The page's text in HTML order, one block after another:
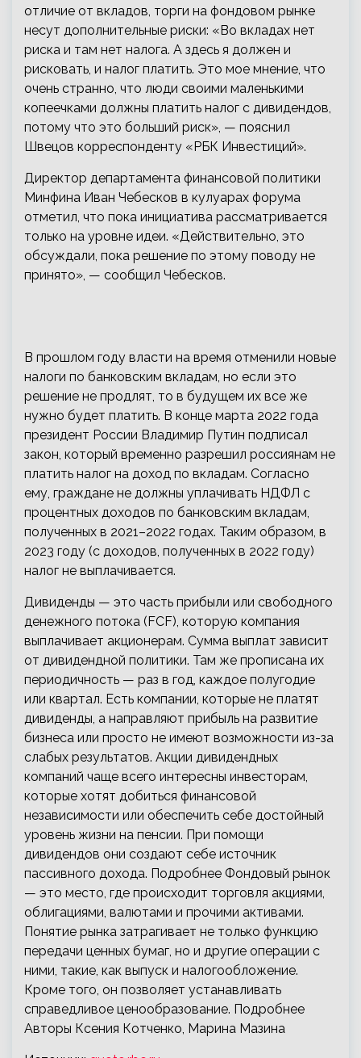
отличие от вкладов, торги на фондовом рынке
несут дополнительные риски: «Во вкладах нет
риска и там нет налога. А здесь я должен и
рисковать, и налог платить. Это мое мнение, что
очень странно, что люди своими маленькими
копеечками должны платить налог с дивидендов,
потому что это больший риск», — пояснил
Швецов корреспонденту «РБК Инвестиций».
Директор департамента финансовой политики
Минфина Иван Чебесков в кулуарах форума
отметил, что пока инициатива рассматривается
только на уровне идеи. «Действительно, это
обсуждали, пока решение по этому поводу не
принято», — сообщил Чебесков.
В прошлом году власти на время отменили новые
налоги по банковским вкладам, но если это
решение не продлят, то в будущем их все же
нужно будет платить. В конце марта 2022 года
президент России Владимир Путин подписал
закон, который временно разрешил россиянам не
платить налог на доход по вкладам. Согласно
ему, граждане не должны уплачивать НДФЛ с
процентных доходов по банковским вкладам,
полученных в 2021–2022 годах. Таким образом, в
2023 году (с доходов, полученных в 2022 году)
налог не выплачивается.
Дивиденды — это часть прибыли или свободного
денежного потока (FCF), которую компания
выплачивает акционерам. Сумма выплат зависит
от дивидендной политики. Там же прописана их
периодичность — раз в год, каждое полугодие
или квартал. Есть компании, которые не платят
дивиденды, а направляют прибыль на развитие
бизнеса или просто не имеют возможности из-за
слабых результатов. Акции дивидендных
компаний чаще всего интересны инвесторам,
которые хотят добиться финансовой
независимости или обеспечить себе достойный
уровень жизни на пенсии. При помощи
дивидендов они создают себе источник
пассивного дохода. Подробнее Фондовый рынок
— это место, где происходит торговля акциями,
облигациями, валютами и прочими активами.
Понятие рынка затрагивает не только функцию
передачи ценных бумаг, но и другие операции с
ними, такие, как выпуск и налогообложение.
Кроме того, он позволяет устанавливать
справедливое ценообразование. Подробнее
Авторы Ксения Котченко, Марина Мазина